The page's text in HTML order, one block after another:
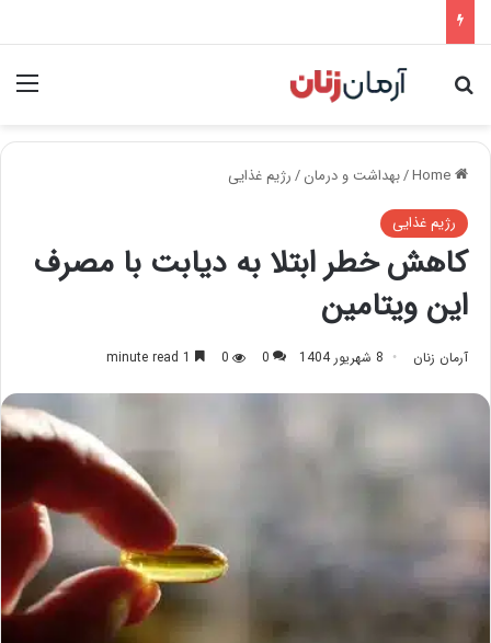
Search for
/بهداشت و درمان/رژیم غذایی
رژیم غذایی
کاهش خطر ابتلا به دیابت با مصرف
این ویتامین
آرمان زنان 8 شهریور 1404 0
0